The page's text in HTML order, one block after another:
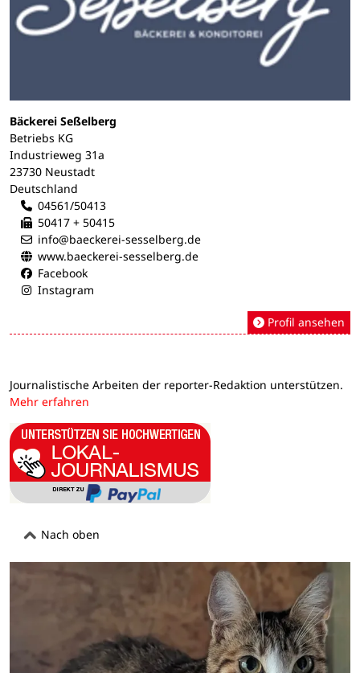
Bäckerei Seßelberg
Betriebs KG
Industrieweg 31a
23730 Neustadt
Deutschland
04561/50413
50417 + 50415
info@baeckerei-sesselberg.de
www.baeckerei-sesselberg.de
Facebook
Instagram
Profil ansehen
Journalistische Arbeiten der reporter-Redaktion unterstützen.
Mehr erfahren
Nach oben